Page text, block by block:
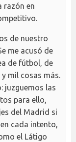
razón en
de nuestro
me acusó de
de fútbol, de
mil cosas más.
juzguemos las
para ello,
del Madrid si
cada intento,
el Látigo